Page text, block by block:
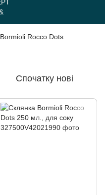
Bormioli Rocco Dots
Спочатку нові